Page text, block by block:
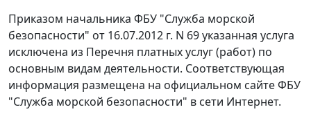
Приказом начальника ФБУ "Служба морской
безопасности" от 16.07.2012 г. N 69 указанная услуга
исключена из Перечня платных услуг (работ) по
основным видам деятельности. Соответствующая
информация размещена на официальном сайте ФБУ
"Служба морской безопасности" в сети Интернет.